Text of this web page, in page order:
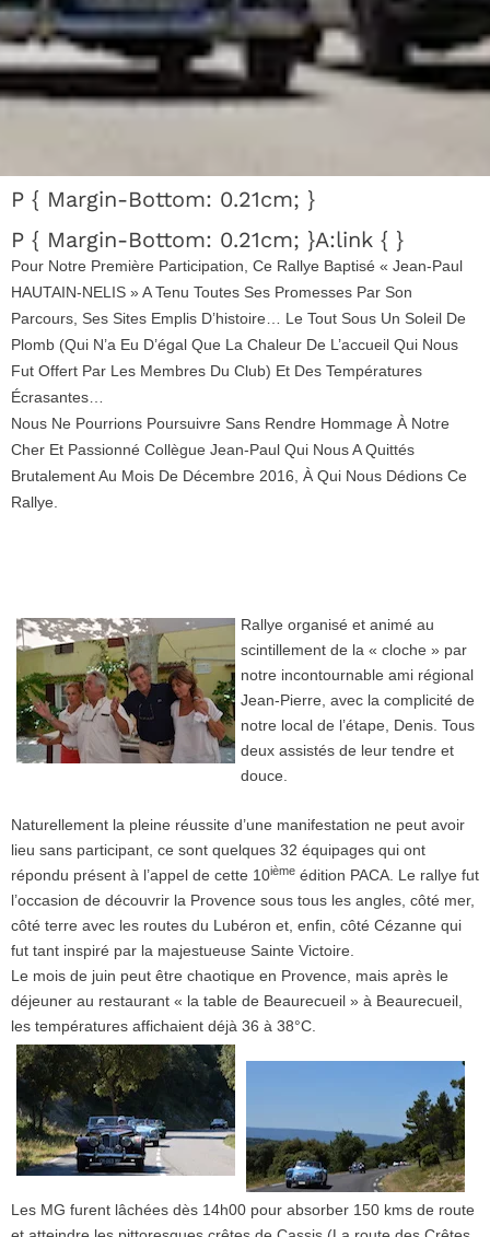
P { Margin-Bottom: 0.21cm; }
P { Margin-Bottom: 0.21cm; }A:link { }
Pour Notre Première Participation, Ce Rallye Baptisé « Jean-Paul
HAUTAIN-NELIS » A Tenu Toutes Ses Promesses Par Son
Parcours, Ses Sites Emplis D’histoire… Le Tout Sous Un Soleil De
Plomb (qui N’a Eu D’égal Que La Chaleur De L’accueil Qui Nous
Fut Offert Par Les Membres Du Club) Et Des Températures
Écrasantes…
Nous Ne Pourrions Poursuivre Sans Rendre Hommage À Notre
Cher Et Passionné Collègue Jean-Paul Qui Nous A Quittés
Brutalement Au Mois De Décembre 2016, À Qui Nous Dédions Ce
Rallye.
Rallye organisé et animé au
scintillement de la « cloche » par
notre incontournable ami régional
Jean-Pierre, avec la complicité de
notre local de l’étape, Denis. Tous
deux assistés de leur tendre et
douce.
Naturellement la pleine réussite d’une manifestation ne peut avoir
lieu sans participant, ce sont quelques 32 équipages qui ont
répondu présent à l’appel de cette 10ième édition PACA. Le rallye fut
l’occasion de découvrir la Provence sous tous les angles, côté mer,
côté terre avec les routes du Lubéron et, enfin, côté Cézanne qui
fut tant inspiré par la majestueuse Sainte Victoire.
Le mois de juin peut être chaotique en Provence, mais après le
déjeuner au restaurant « la table de Beaurecueil » à Beaurecueil,
les températures affichaient déjà 36 à 38°C.
Les MG furent lâchées dès 14h00 pour absorber 150 kms de route